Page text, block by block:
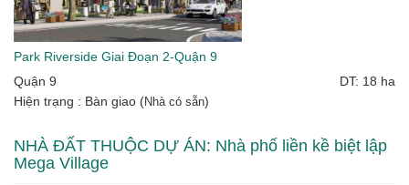
Park Riverside Giai Đoạn 2-Quận 9
Quận 9
DT: 18 ha
Hiện trạng : Bàn giao (Nhà có sẵn)
NHÀ ĐẤT THUỘC DỰ ÁN: Nhà phố liền kề biệt lập
Mega Village